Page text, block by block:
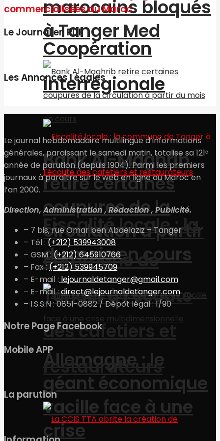
marocains bloqués
à Tanger Med
Bank Al-Maghrib
retire certaines
coupures de la
circulation à partir
du mois en cours
Allemagne : le
géant économique
vacille face à une
crise
Coopération
interrégionale
Fiscalité locale : la
commune de
Tanger à l’écoute
des cafetiers et
restaurateurs
commercialisées au Maroc
Le Journal en PDF
Les Annonces Légales
Le journal hebdomadaire multilingue d’informations
générales, paraissant le samedi matin, totalise sa 121ᵉ
année de parution (depuis 1904). Parmi les premiers
journaux à paraître sur le web en ligne au Maroc en
l’an 2000.
Direction, Administration , Rédaction , Publicité.
– 7 bis, rue Omar ben Abdelaziz – Tanger
– Tél :(+212) 539943008
– GSM : (+212) 645910766
– Fax :(+212) 539945709
– E-mail : lejournaldetanger@gmail.com
– E-mail :direct@lejournaldetanger.com
– I.S.S.N : 0851-0882 / Dépôt légal : 1/90
Notre Page Facebook
Mobile APP
La parution